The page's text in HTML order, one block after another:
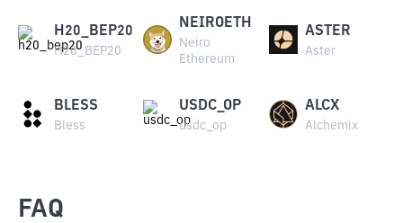
H20_BEP20
H20_BEP20
NEIROETH
Neiro
Ethereum
ASTER
Aster
BLESS
Bless
USDC_OP
usdc_op
ALCX
Alchemix
FAQ